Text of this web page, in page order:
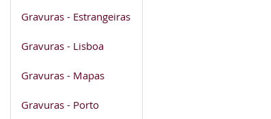
Gravuras - Estrangeiras
Gravuras - Lisboa
Gravuras - Mapas
Gravuras - Porto